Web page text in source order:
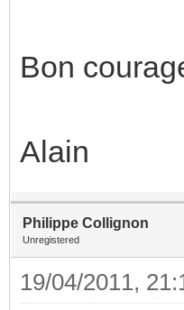
Bon
Alain
Philippe Collignon
Unregistered
19/04/2011,